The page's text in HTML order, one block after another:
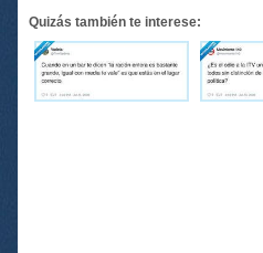
Quizás también te interese: